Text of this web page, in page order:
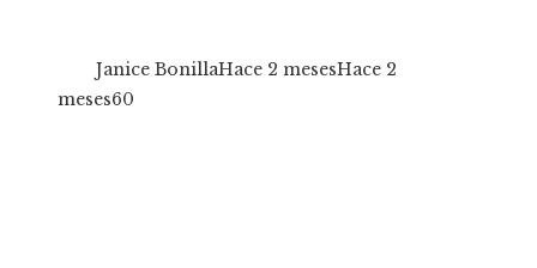
Janice BonillaHace 2 mesesHace 2
meses60